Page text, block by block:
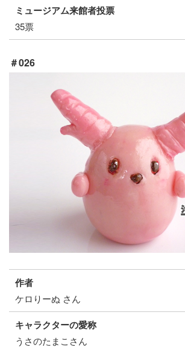
ミュージアム来館者投票
35票
＃026
作者
ケロりーぬ さん
キャラクターの愛称
うさのたまこさん